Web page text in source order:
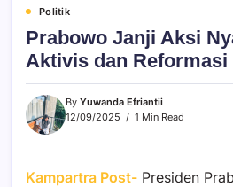
Politik
Prabowo Janji Aksi
Aktivis dan Reformasi
By Yuwanda Efriantii
12/09/2025
1 Min Read
Kampartra Post- Presiden